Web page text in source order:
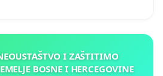
I ZAŠTITIMO
BOSNE I HERCEGOVINE